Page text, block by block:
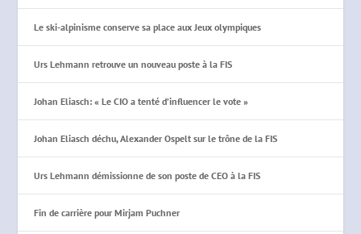
Le ski-alpinisme conserve sa place aux Jeux olympiques
Urs Lehmann retrouve un nouveau poste à la FIS
Johan Eliasch: « Le CIO a tenté d’influencer le vote »
Johan Eliasch déchu, Alexander Ospelt sur le trône de la FIS
Urs Lehmann démissionne de son poste de CEO à la FIS
Fin de carrière pour Mirjam Puchner